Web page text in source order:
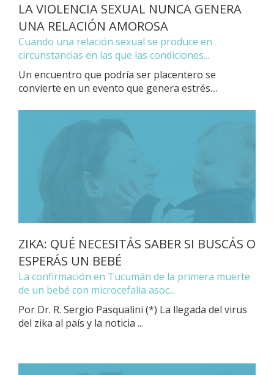
LA VIOLENCIA SEXUAL NUNCA GENERA
UNA RELACIÓN AMOROSA
Cuando una relación sexual se produce en
circunstancias en las que las condiciones...
Un encuentro que podría ser placentero se
convierte en un evento que genera estrés....
ZIKA: QUÉ NECESITÁS SABER SI BUSCÁS O
ESPERÁS UN BEBÉ
La confirmación en Tucumán de la primera muerte
de un bebé con microcefalia asoc...
Por Dr. R. Sergio Pasqualini (*) La llegada del virus
del zika al país y la noticia ...